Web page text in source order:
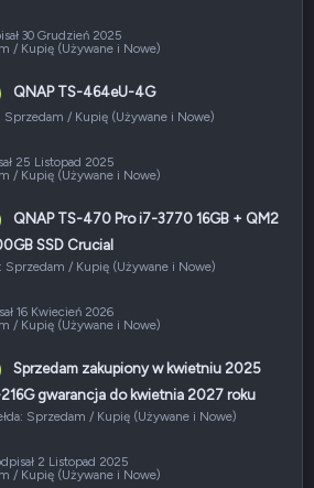
/ Kupię (Używane i Nowe)
30 Grudzień 2025
QNAP TS-464eU-4G
Sprzedam / Kupię (Używane i Nowe)
/ Kupię (Używane i Nowe)
25 Listopad 2025
QNAP TS-470 Pro i7-3770 16GB + QM2
SSD Crucial
Sprzedam / Kupię (Używane i Nowe)
/ Kupię (Używane i Nowe)
16 Kwiecień 2026
Sprzedam zakupiony w kwietniu 2025
gwarancja do kwietnia 2027 roku
Sprzedam / Kupię (Używane i Nowe)
/ Kupię (Używane i Nowe)
2 Listopad 2025